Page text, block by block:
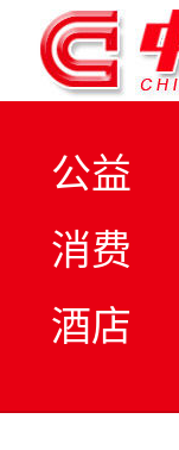
公益
消费
酒店